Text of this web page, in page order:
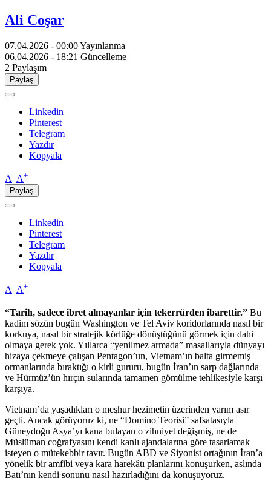
Ali Coşar
07.04.2026 - 00:00Yayınlanma
06.04.2026 - 18:21 Güncelleme
2 Paylaşım
Paylaş
Linkedin
Pinterest
Telegram
Yazdır
Kopyala
A- A+
Paylaş
Linkedin
Pinterest
Telegram
Yazdır
Kopyala
A- A+
“Tarih, sadece ibret almayanlar için tekerrürden ibarettir.” Bu
kadim sözün bugün Washington ve Tel Aviv koridorlarında nasıl bir
korkuya, nasıl bir stratejik körlüğe dönüştüğünü görmek için dahi
olmaya gerek yok. Yıllarca “yenilmez armada” masallarıyla dünyayı
hizaya çekmeye çalışan Pentagon’un, Vietnam’ın balta girmemiş
ormanlarında bıraktığı o kirli gururu, bugün İran’ın sarp dağlarında
ve Hürmüz’ün hırçın sularında tamamen gömülme tehlikesiyle karşı
karşıya.
Vietnam’da yaşadıkları o meşhur hezimetin üzerinden yarım asır
geçti. Ancak görüyoruz ki, ne “Domino Teorisi” safsatasıyla
Güneydoğu Asya’yı kana bulayan o zihniyet değişmiş, ne de
Müslüman coğrafyasını kendi kanlı ajandalarına göre tasarlamak
isteyen o mütekebbir tavır. Bugün ABD ve Siyonist ortağının İran’a
yönelik bir amfibi veya kara harekâtı planlarını konuşurken, aslında
Batı’nın kendi sonunu nasıl hazırladığını da konuşuyoruz.